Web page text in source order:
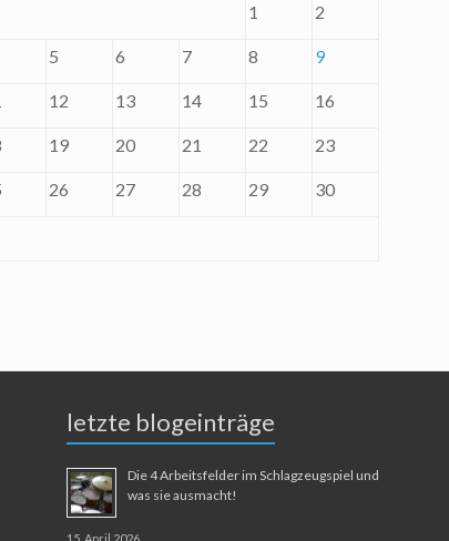
1 2
5 6 7 8 9
12 13 14 15 16
19 20 21 22 23
26 27 28 29 30
letzte blogeinträge
Die 4 Arbeitsfelder im Schlagzeugspiel und
was sie ausmacht!